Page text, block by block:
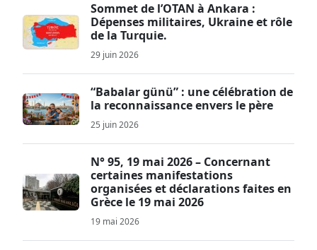
Sommet de l’OTAN à Ankara :
Dépenses militaires, Ukraine et rôle
de la Turquie.
29 juin 2026
“Babalar günü” : une célébration de
la reconnaissance envers le père
25 juin 2026
N° 95, 19 mai 2026 – Concernant
certaines manifestations
organisées et déclarations faites en
Grèce le 19 mai 2026
19 mai 2026